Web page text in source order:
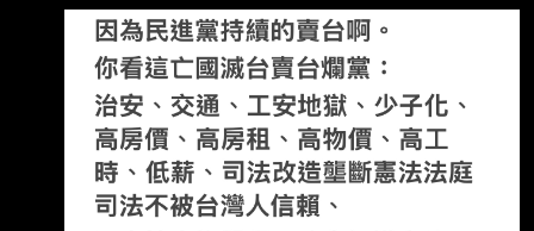
麵就嚇嚇叫惹 現在公仔麵要170 靠杯阿 還一堆
看起來是幫你煮泡麵的餐 所以物價那麼高 你各
位真的不痛不癢喔 乾 之前還在抱怨一餐要150
才會飽 現在好像要200欸 糙 有沒有卦? --